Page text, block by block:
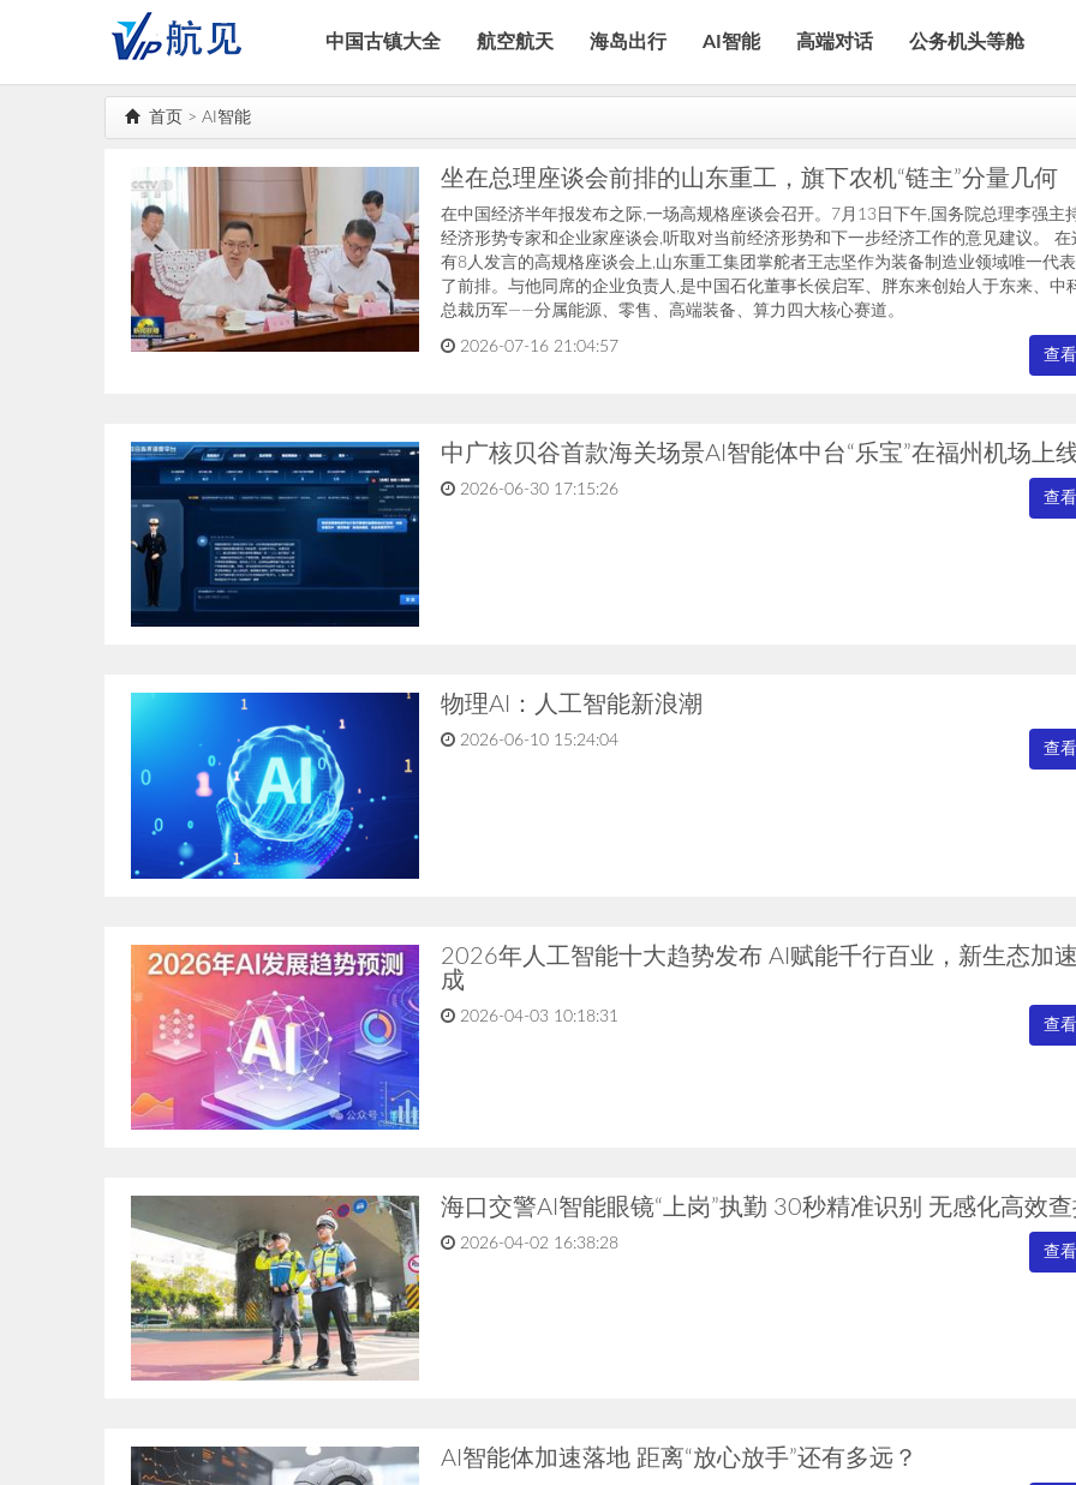
中国古镇大全 航空航天 海岛出行 AI智能 高端对话 公务机头等舱
首页 > AI智能
坐在总理座谈会前排的山东重工，旗下农机“链主”分量几何
在中国经济半年报发布之际,一场高规格座谈会召开。7月13日下午,国务院总理李强主
经济形势专家和企业家座谈会,听取对当前经济形势和下一步经济工作的意见建议。 在
有8人发言的高规格座谈会上,山东重工集团掌舵者王志坚作为装备制造业领域唯一代
了前排。与他同席的企业负责人,是中国石化董事长侯启军、胖东来创始人于东来、中
总裁历军——分属能源、零售、高端装备、算力四大核心赛道。
2026-07-16 21:04:57 查
中广核贝谷首款海关场景AI智能体中台“乐宝”在福州机场上
2026-06-30 17:15:26 查
物理AI：人工智能新浪潮
2026-06-10 15:24:04 查
2026年人工智能十大趋势发布 AI赋能千行百业，新生态加
成
2026-04-03 10:18:31 查
海口交警AI智能眼镜“上岗”执勤 30秒精准识别 无感化高效查
2026-04-02 16:38:28 查
AI智能体加速落地 距离“放心放手”还有多远？